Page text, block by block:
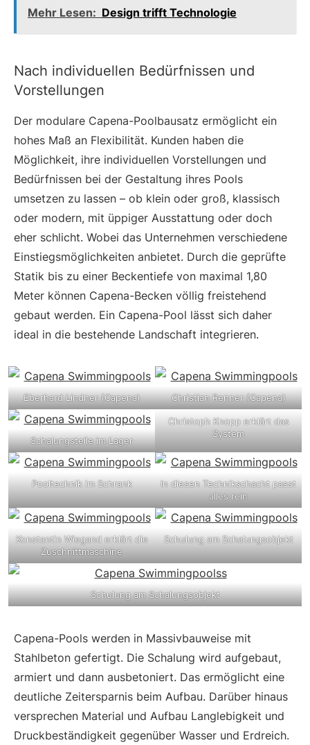
Mehr Lesen: Design trifft Technologie
Nach individuellen Bedürfnissen und
Vorstellungen
Der modulare Capena-Poolbausatz ermöglicht ein
hohes Maß an Flexibilität. Kunden haben die
Möglichkeit, ihre individuellen Vorstellungen und
Bedürfnissen bei der Gestaltung ihres Pools
umsetzen zu lassen – ob klein oder groß, klassisch
oder modern, mit üppiger Ausstattung oder doch
eher schlicht. Wobei das Unternehmen verschiedene
Einstiegsmöglichkeiten anbietet. Durch die geprüfte
Statik bis zu einer Beckentiefe von maximal 1,80
Meter können Capena-Becken völlig freistehend
gebaut werden. Ein Capena-Pool lässt sich daher
ideal in die bestehende Landschaft integrieren.
Eberhard Lindner (Capena) Christian Renner (Capena)
Schalungsteile im Lager
Christoph Knopp erklärt das
System
Pooltechnik im Schrank
In diesen Technikschacht passt
alles rein
Konstantin Wiegand erklärt die
Zuschnittmaschine
Schulung am Schalungsobjekt
Schulung am Schalungsobjekt
Capena-Pools werden in Massivbauweise mit
Stahlbeton gefertigt. Die Schalung wird aufgebaut,
armiert und dann ausbetoniert. Das ermöglicht eine
deutliche Zeitersparnis beim Aufbau. Darüber hinaus
versprechen Material und Aufbau Langlebigkeit und
Druckbeständigkeit gegenüber Wasser und Erdreich.